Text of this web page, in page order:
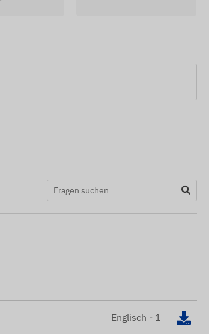
Englisch - 1